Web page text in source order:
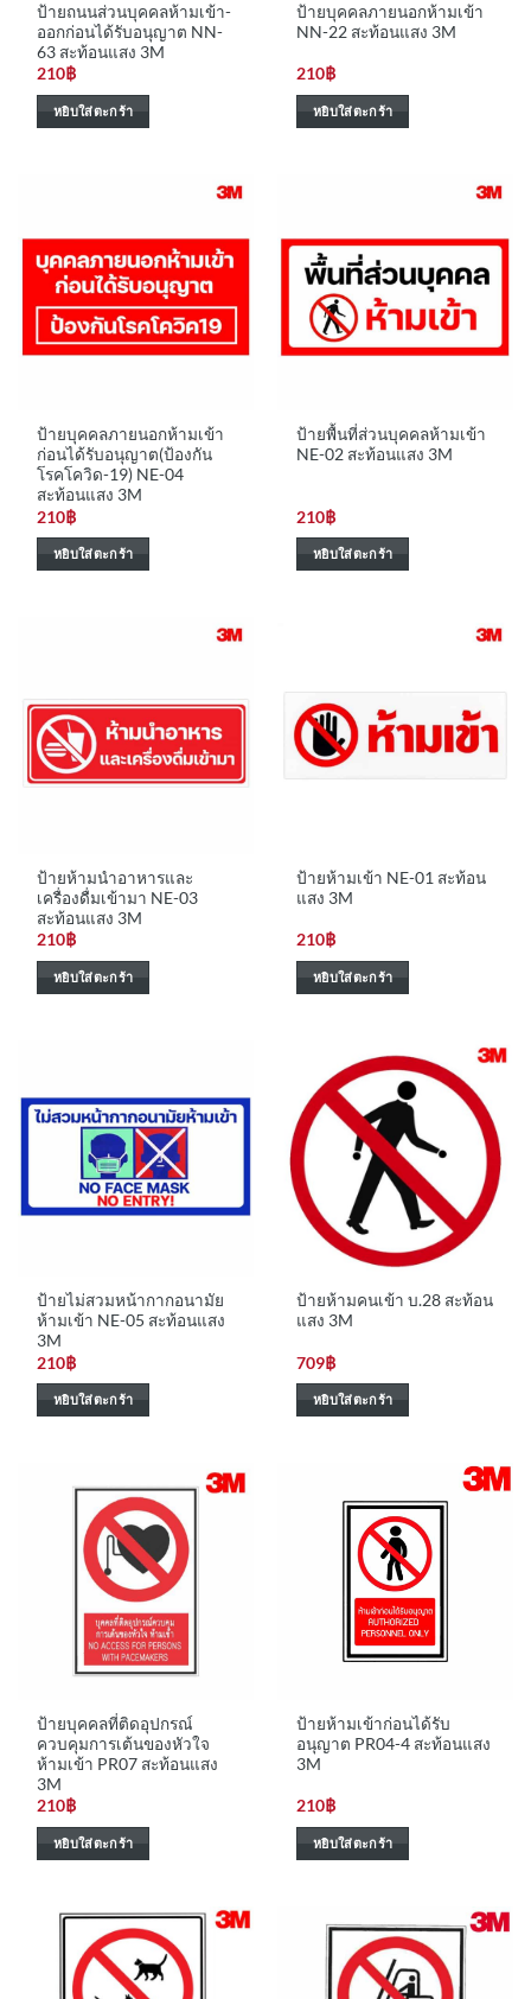
ป้ายถนนส่วนบุคคลห้ามเข้า-
ออกก่อนได้รับอนุญาต NN-
63 สะท้อนแสง 3M
210฿
หยิบใส่ตะกร้า
ป้ายบุคคลภายนอกห้ามเข้า
NN-22 สะท้อนแสง 3M
210฿
หยิบใส่ตะกร้า
ป้ายบุคคลภายนอกห้ามเข้า
ก่อนได้รับอนุญาต(ป้องกัน
โรคโควิด-19) NE-04
สะท้อนแสง 3M
210฿
หยิบใส่ตะกร้า
ป้ายพื้นที่ส่วนบุคคลห้ามเข้า
NE-02 สะท้อนแสง 3M
210฿
หยิบใส่ตะกร้า
ป้ายห้ามนำอาหารและ
เครื่องดื่มเข้ามา NE-03
สะท้อนแสง 3M
210฿
หยิบใส่ตะกร้า
ป้ายห้ามเข้า NE-01 สะท้อน
แสง 3M
210฿
หยิบใส่ตะกร้า
ป้ายไม่สวมหน้ากากอนามัย
ห้ามเข้า NE-05 สะท้อนแสง
3M
210฿
หยิบใส่ตะกร้า
ป้ายห้ามคนเข้า บ.28 สะท้อน
แสง 3M
709฿
หยิบใส่ตะกร้า
ป้ายบุคคลที่ติดอุปกรณ์
ควบคุมการเต้นของหัวใจ
ห้ามเข้า PR07 สะท้อนแสง
3M
210฿
หยิบใส่ตะกร้า
ป้ายห้ามเข้าก่อนได้รับ
อนุญาต PR04-4 สะท้อนแสง
3M
210฿
หยิบใส่ตะกร้า